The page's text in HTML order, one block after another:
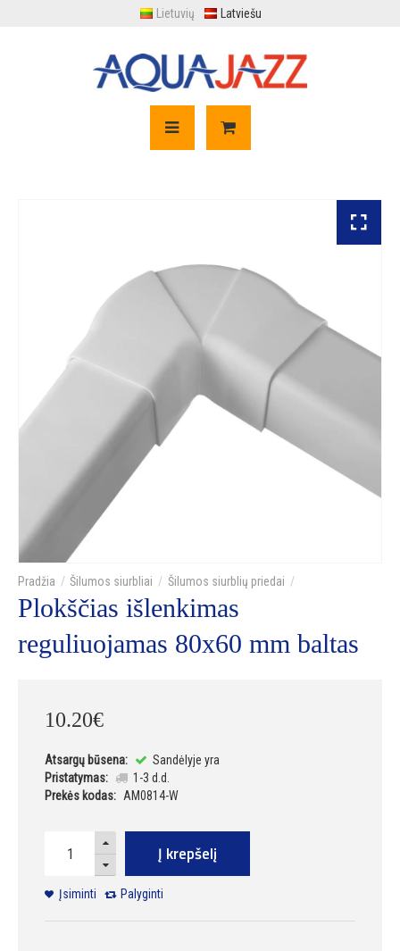
Lietuvių Latviešu
Šilumos siurbliai Šilumos siurblių priedai
Plokščias išlenkimas
reguliuojamas 80x60 mm baltas
10.20€
Atsargų būsena:
Sandėlyje yra
Pristatymas:
1-3 d.d.
Prekės kodas: AM0814-W
Į krepšelį
Įsiminti Palyginti